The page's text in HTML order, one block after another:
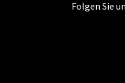
Folgen Sie